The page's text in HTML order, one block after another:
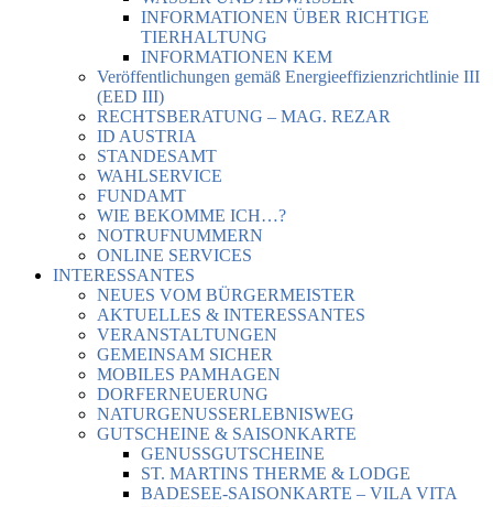
INFORMATIONEN ÜBER RICHTIGE
TIERHALTUNG
INFORMATIONEN KEM
Veröffentlichungen gemäß Energieeffizienzrichtlinie III
(EED III)
RECHTSBERATUNG – MAG. REZAR
ID AUSTRIA
STANDESAMT
WAHLSERVICE
FUNDAMT
WIE BEKOMME ICH…?
NOTRUFNUMMERN
ONLINE SERVICES
INTERESSANTES
NEUES VOM BÜRGERMEISTER
AKTUELLES & INTERESSANTES
VERANSTALTUNGEN
GEMEINSAM SICHER
MOBILES PAMHAGEN
DORFERNEUERUNG
NATURGENUSSERLEBNISWEG
GUTSCHEINE & SAISONKARTE
GENUSSGUTSCHEINE
ST. MARTINS THERME & LODGE
BADESEE-SAISONKARTE – VILA VITA